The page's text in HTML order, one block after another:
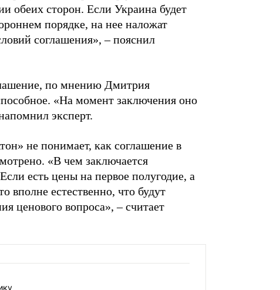
обеих сторон. Если Украина будет
порядке, на нее наложат
соглашения», – пояснил
по мнению Дмитрия
«На момент заключения оно
эксперт.
не понимает, как соглашение в
«В чем заключается
есть цены на первое полугодие, а
вполне естественно, что будут
ценового вопроса», – считает